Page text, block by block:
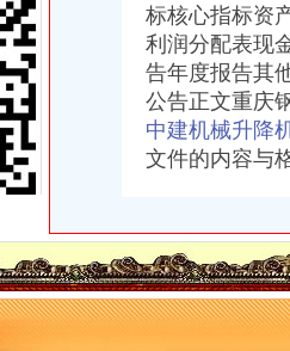
儿
关于公司申请次公开发行人民
站点建设设备物资采购公开招标
,便宜实在！-钱眼商机
交易预案_通宝能源（）_
督察组向我省转办的群众信访
资金暨关联交易报告书摘要（草案
采集补录的税务登记信息.doc
管甲供物资（电梯）二次招标公告
标核心指标资
利润分配表现
告年度报告其
公告正文重庆
中建机械升降
文件的内容与